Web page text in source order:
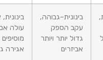
הספק
יותר ויותר
בינונית, אך
עולה אם
מוסיפים מיכל
אגירה גדול